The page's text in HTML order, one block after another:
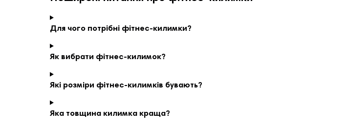
Для чого потрібні фітнес-килимки?
Як вибрати фітнес-килимок?
Які розміри фітнес-килимків бувають?
Яка товщина килимка краща?